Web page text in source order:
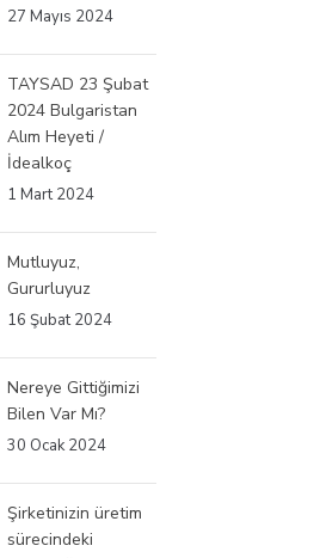
27 Mayıs 2024
TAYSAD 23 Şubat
2024 Bulgaristan
Alım Heyeti /
İdealkoç
1 Mart 2024
Mutluyuz,
Gururluyuz
16 Şubat 2024
Nereye Gittiğimizi
Bilen Var Mı?
30 Ocak 2024
Şirketinizin üretim
sürecindeki